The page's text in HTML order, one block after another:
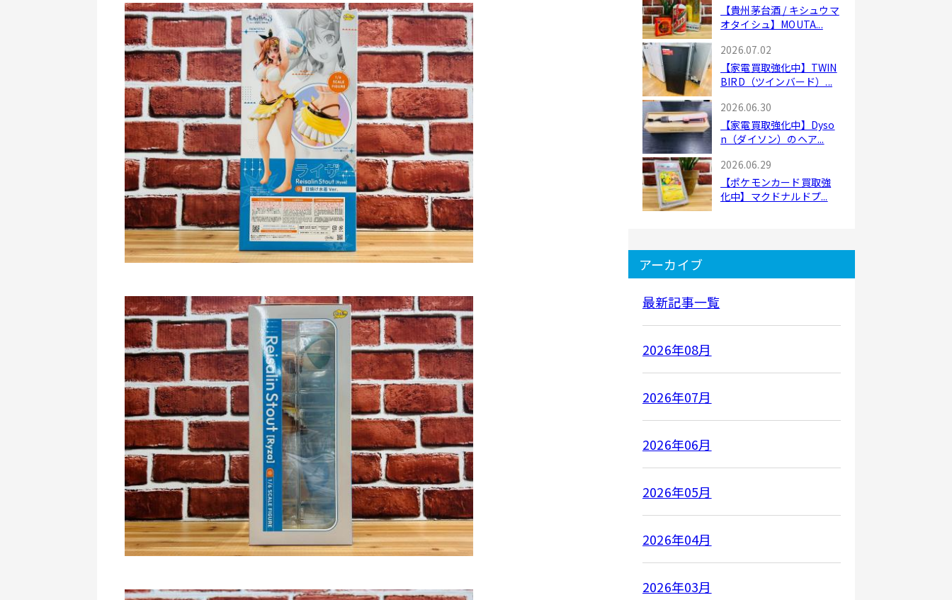
【貴州茅台酒 / キシュウマ
オタイシュ】MOUTA...
2026.07.02
【家電買取強化中】TWIN
BIRD（ツインバード）...
2026.06.30
【家電買取強化中】Dyso
n（ダイソン）のヘア...
2026.06.29
【ポケモンカード買取強
化中】マクドナルドプ...
アーカイブ
最新記事一覧
2026年08月
2026年07月
2026年06月
2026年05月
2026年04月
2026年03月